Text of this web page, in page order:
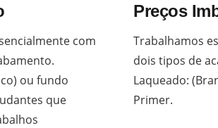
com
ou fundo
que
Preços
Trabalhamos
dois tipos de
Laqueado:
Primer.